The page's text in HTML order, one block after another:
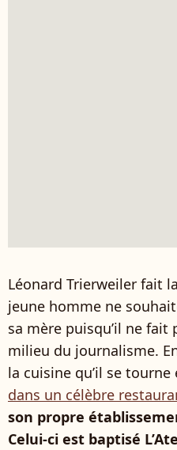
Léonard Trierweiler fait
jeune homme ne
sa mère puisqu’il ne fait
milieu du journalisme.
la cuisine qu’il se
dans un célèbre
son propre
Celui-ci est baptisé